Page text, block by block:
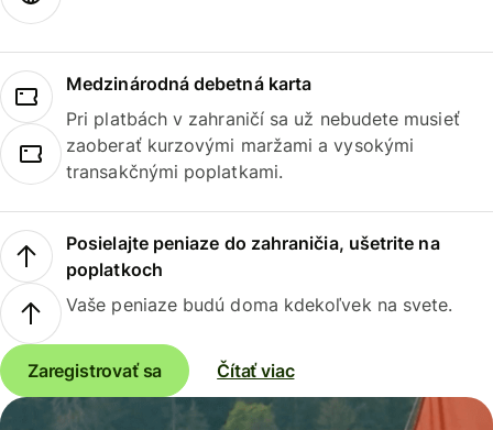
Medzinárodná debetná karta
Pri platbách v zahraničí sa už nebudete musieť
zaoberať kurzovými maržami a vysokými
transakčnými poplatkami.
Posielajte peniaze do zahraničia, ušetrite na
poplatkoch
Vaše peniaze budú doma kdekoľvek na svete.
Zaregistrovať sa Čítať viac